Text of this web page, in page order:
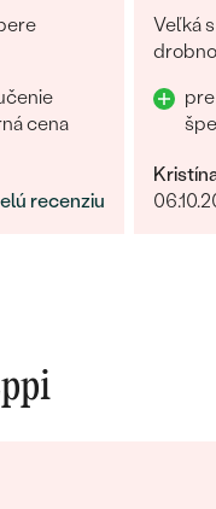
retiazka výborná cena
recenziu
Veľká